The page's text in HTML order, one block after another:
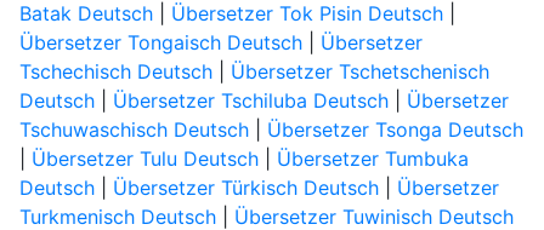
Batak Deutsch| Übersetzer Tok Pisin Deutsch|
Übersetzer Tongaisch Deutsch| Übersetzer
Tschechisch Deutsch| Übersetzer Tschetschenisch
Deutsch| Übersetzer Tschiluba Deutsch| Übersetzer
Tschuwaschisch Deutsch| Übersetzer Tsonga Deutsch
Übersetzer Tulu Deutsch| Übersetzer Tumbuka
Deutsch| Übersetzer Türkisch Deutsch| Übersetzer
Turkmenisch Deutsch| Übersetzer Tuwinisch Deutsch